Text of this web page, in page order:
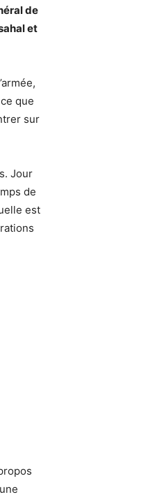
de
et
que
sur
Jour
de
est